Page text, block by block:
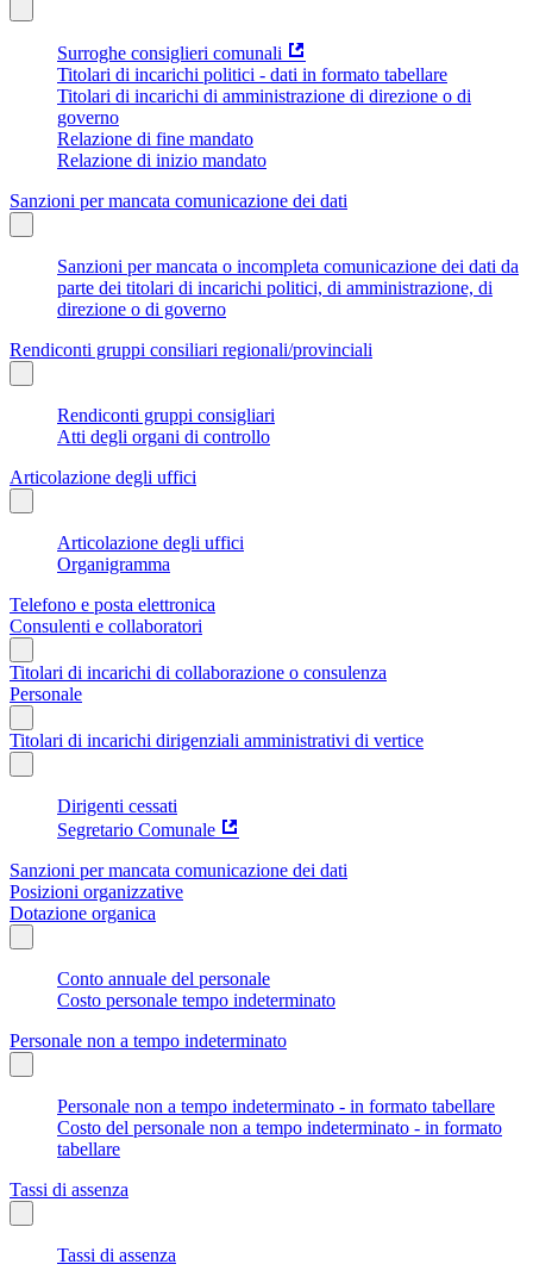
Surroghe consiglieri comunali
Titolari di incarichi politici - dati in formato tabellare
Titolari di incarichi di amministrazione di direzione o di
governo
Relazione di fine mandato
Relazione di inizio mandato
Sanzioni per mancata comunicazione dei dati
Sanzioni per mancata o incompleta comunicazione dei dati da
parte dei titolari di incarichi politici, di amministrazione, di
direzione o di governo
Rendiconti gruppi consiliari regionali/provinciali
Rendiconti gruppi consigliari
Atti degli organi di controllo
Articolazione degli uffici
Articolazione degli uffici
Organigramma
Telefono e posta elettronica
Consulenti e collaboratori
Titolari di incarichi di collaborazione o consulenza
Personale
Titolari di incarichi dirigenziali amministrativi di vertice
Dirigenti cessati
Segretario Comunale
Sanzioni per mancata comunicazione dei dati
Posizioni organizzative
Dotazione organica
Conto annuale del personale
Costo personale tempo indeterminato
Personale non a tempo indeterminato
Personale non a tempo indeterminato - in formato tabellare
Costo del personale non a tempo indeterminato - in formato
tabellare
Tassi di assenza
Tassi di assenza